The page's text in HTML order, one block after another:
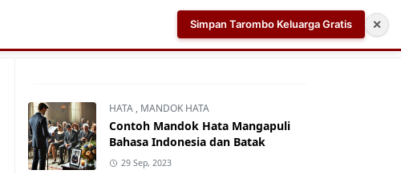
Aplikasi AI Teleprompter dan Pembuat Skrip Video
HATA , MANDOK HATA
Contoh Mandok Hata Mangapuli
Bahasa Indonesia dan Batak
29 Sep, 2023
Simpan Tarombo Keluarga Gratis ✕